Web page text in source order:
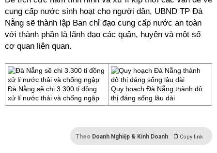
cung cấp nước sinh hoạt cho người dân, UBND TP Đà
Nẵng sẽ thành lập Ban chỉ đạo cung cấp nước an toàn
với thành phần là lãnh đạo các quận, huyện và một số
cơ quan liên quan.
Đà Nẵng sẽ chi 3.300 tỉ đồng
xử lí nước thải và chống ngập
Quy hoạch Đà Nẵng thành đô
thị đáng sống lâu dài
Theo Doanh Nghiệp & Kinh Doanh Copy link